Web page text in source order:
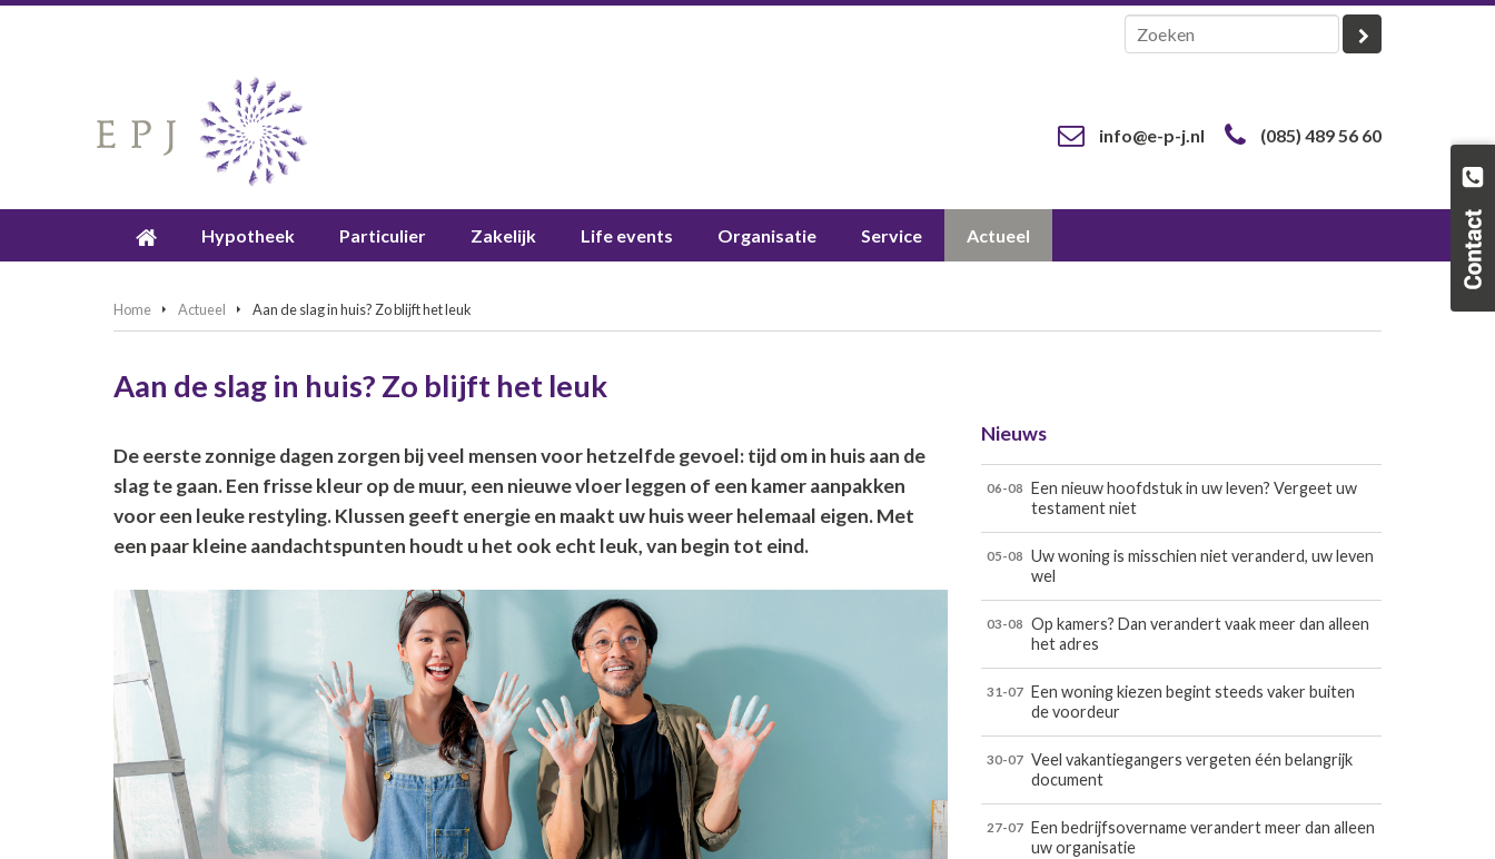
info@e-p-j.nl (085) 489 56 60
Hypotheek Particulier Zakelijk Life events Organisatie Service Actueel
Home Actueel Aan de slag in huis? Zo blijft het leuk
Aan de slag in huis? Zo blijft het leuk
De eerste zonnige dagen zorgen bij veel mensen voor hetzelfde gevoel: tijd om in huis aan de
slag te gaan. Een frisse kleur op de muur, een nieuwe vloer leggen of een kamer aanpakken
voor een leuke restyling. Klussen geeft energie en maakt uw huis weer helemaal eigen. Met
een paar kleine aandachtspunten houdt u het ook echt leuk, van begin tot eind.
Nieuws
06-08
Een nieuw hoofdstuk in uw leven? Vergeet uw
testament niet
05-08
Uw woning is misschien niet veranderd, uw leven
wel
03-08
Op kamers? Dan verandert vaak meer dan alleen
het adres
31-07 Een woning kiezen begint steeds vaker buiten
de voordeur
30-07 Veel vakantiegangers vergeten één belangrijk
document
27-07 Een bedrijfsovername verandert meer dan alleen
uw organisatie